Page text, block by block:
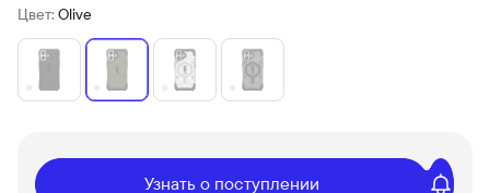
Цвет: Olive
Узнать о поступлении